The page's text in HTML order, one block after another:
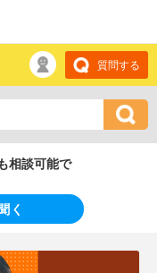
質問する
相談可能で
く